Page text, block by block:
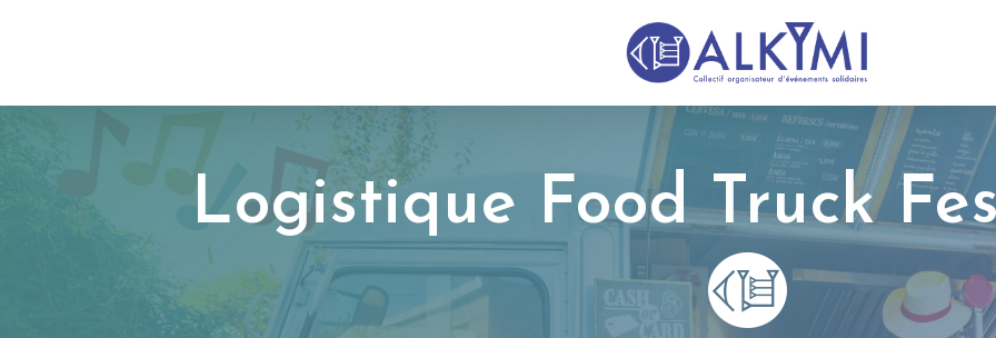
Logistique Food Truck